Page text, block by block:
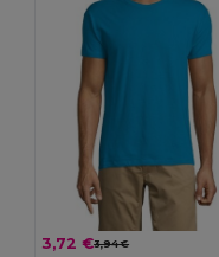
3,72 €3,94 €